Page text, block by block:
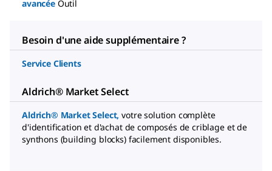
avancée Outil
Besoin d'une aide supplémentaire ?
Service Clients
Aldrich® Market Select
Aldrich® Market Select, votre solution complète
d'identification et d'achat de composés de criblage et de
synthons (building blocks) facilement disponibles.